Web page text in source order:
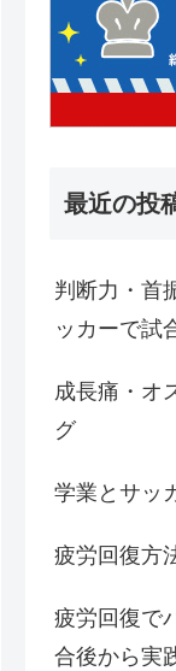
最近の投
判断力・首
ッカーで試
成長痛・オ
グ
学業とサッ
疲労回復方
疲労回復で
合後から実